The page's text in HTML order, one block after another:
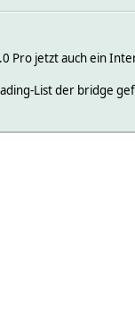
Pro jetzt auch ein
List der bridge